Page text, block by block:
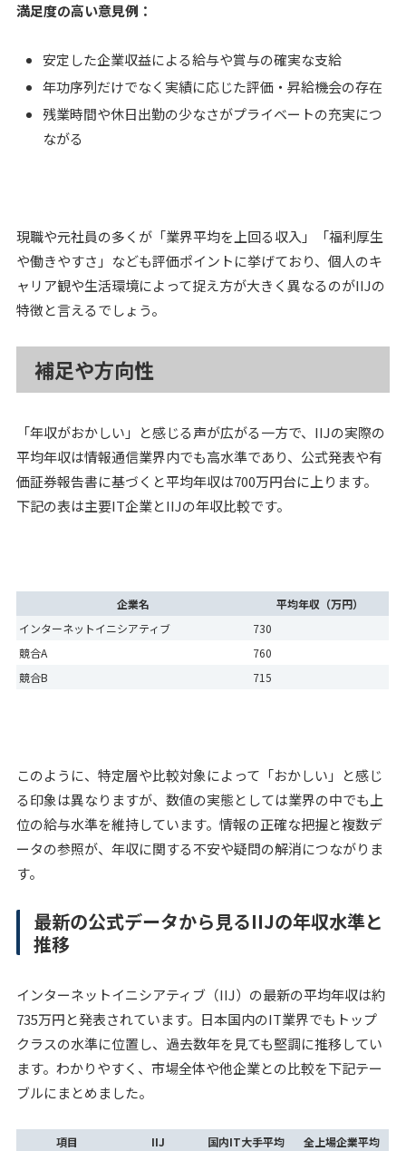
満足度の高い意見例：
安定した企業収益による給与や賞与の確実な支給
年功序列だけでなく実績に応じた評価・昇給機会の存在
残業時間や休日出勤の少なさがプライベートの充実につ
ながる
現職や元社員の多くが「業界平均を上回る収入」「福利厚生
や働きやすさ」なども評価ポイントに挙げており、個人のキ
ャリア観や生活環境によって捉え方が大きく異なるのがIIJの
特徴と言えるでしょう。
補足や方向性
「年収がおかしい」と感じる声が広がる一方で、IIJの実際の
平均年収は情報通信業界内でも高水準であり、公式発表や有
価証券報告書に基づくと平均年収は700万円台に上ります。
下記の表は主要IT企業とIIJの年収比較です。
企業名
平均年収（万円）
インターネットイニシアティブ
730
競合A
760
競合B
715
このように、特定層や比較対象によって「おかしい」と感じ
る印象は異なりますが、数値の実態としては業界の中でも上
位の給与水準を維持しています。情報の正確な把握と複数デ
ータの参照が、年収に関する不安や疑問の解消につながりま
す。
最新の公式データから見るIIJの年収水準と
推移
インターネットイニシアティブ（IIJ）の最新の平均年収は約
735万円と発表されています。日本国内のIT業界でもトップ
クラスの水準に位置し、過去数年を見ても堅調に推移してい
ます。わかりやすく、市場全体や他企業との比較を下記テー
ブルにまとめました。
項目 IIJ 国内IT大手平均
全上場企業平均